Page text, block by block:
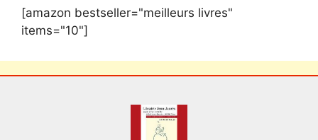
[amazon bestseller="meilleurs livres"
items="10"]